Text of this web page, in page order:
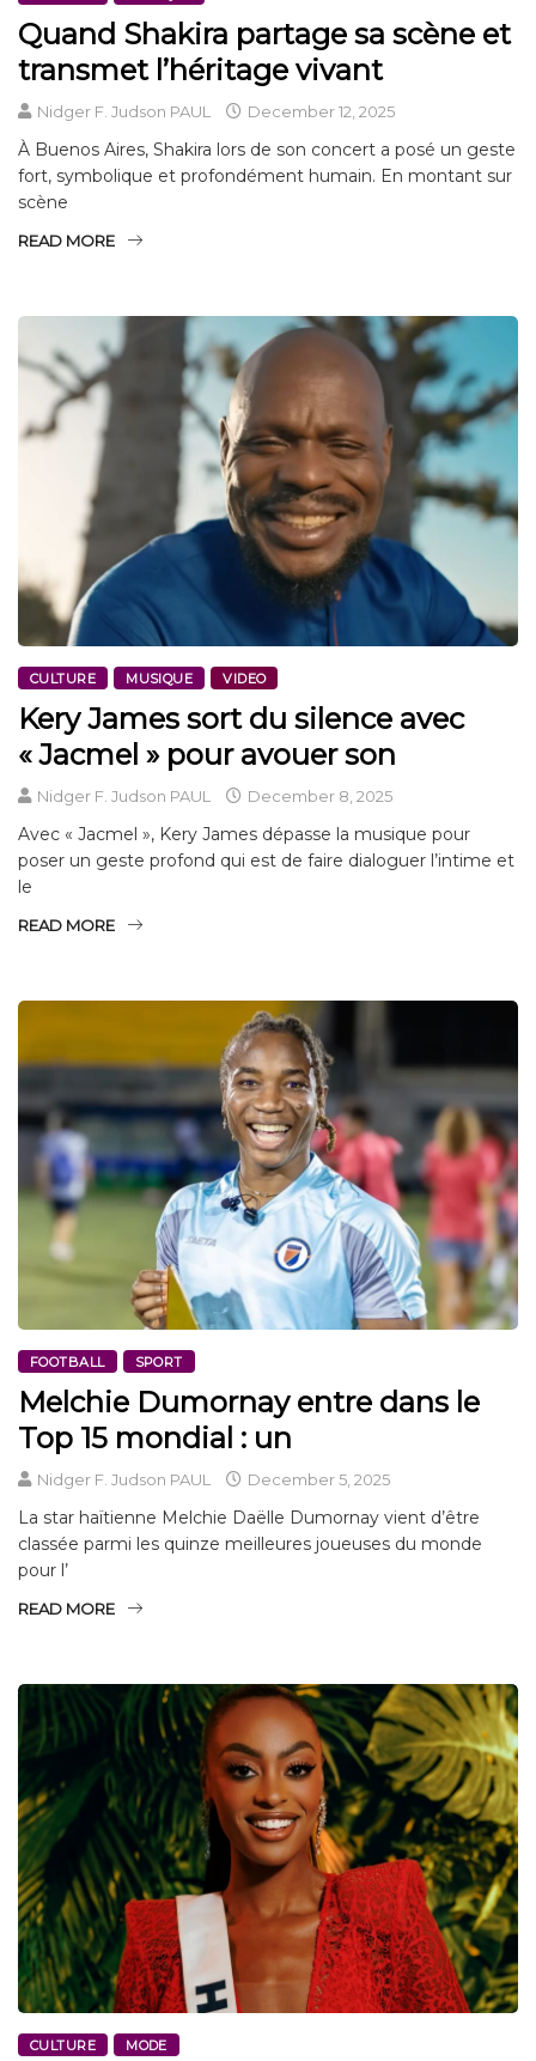
Quand Shakira partage sa scène et
transmet l’héritage vivant
Nidger F. Judson PAUL December 12, 2025
À Buenos Aires, Shakira lors de son concert a posé un geste
fort, symbolique et profondément humain. En montant sur
scène
READ MORE
CULTURE MUSIQUE VIDEO
Kery James sort du silence avec
« Jacmel » pour avouer son
Nidger F. Judson PAUL December 8, 2025
Avec « Jacmel », Kery James dépasse la musique pour
poser un geste profond qui est de faire dialoguer l’intime et
le
READ MORE
FOOTBALL SPORT
Melchie Dumornay entre dans le
Top 15 mondial : un
Nidger F. Judson PAUL December 5, 2025
La star haïtienne Melchie Daëlle Dumornay vient d’être
classée parmi les quinze meilleures joueuses du monde
pour l’
READ MORE
CULTURE MODE